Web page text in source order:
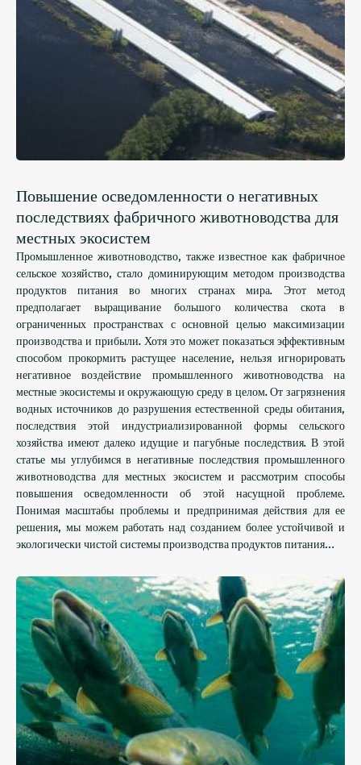
Повышение осведомленности о негативных
последствиях фабричного животноводства для
местных экосистем
Промышленное животноводство, также известное как фабричное
сельское хозяйство, стало доминирующим методом производства
продуктов питания во многих странах мира. Этот метод
предполагает выращивание большого количества скота в
ограниченных пространствах с основной целью максимизации
производства и прибыли. Хотя это может показаться эффективным
способом прокормить растущее население, нельзя игнорировать
негативное воздействие промышленного животноводства на
местные экосистемы и окружающую среду в целом. От загрязнения
водных источников до разрушения естественной среды обитания,
последствия этой индустриализированной формы сельского
хозяйства имеют далеко идущие и пагубные последствия. В этой
статье мы углубимся в негативные последствия промышленного
животноводства для местных экосистем и рассмотрим способы
повышения осведомленности об этой насущной проблеме.
Понимая масштабы проблемы и предпринимая действия для ее
решения, мы можем работать над созданием более устойчивой и
экологически чистой системы производства продуктов питания…